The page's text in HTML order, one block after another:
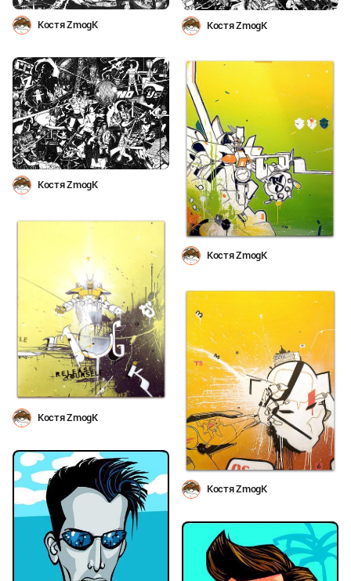
Костя ZmogK Костя ZmogK
Костя ZmogK
Костя ZmogK
Костя ZmogK
Костя ZmogK